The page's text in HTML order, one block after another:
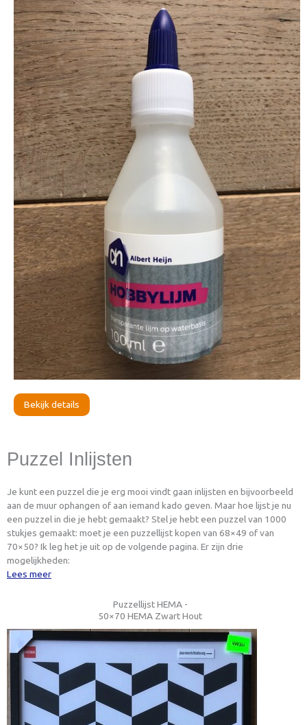
Bekijk details
Puzzel Inlijsten
Je kunt een puzzel die je erg mooi vindt gaan inlijsten en bijvoorbeeld
aan de muur ophangen of aan iemand kado geven. Maar hoe lijst je nu
een puzzel in die je hebt gemaakt? Stel je hebt een puzzel van 1000
stukjes gemaakt: moet je een puzzellijst kopen van 68×49 of van
70×50? Ik leg het je uit op de volgende pagina. Er zijn drie
mogelijkheden:
Lees meer
Puzzellijst HEMA -
50×70 HEMA Zwart Hout